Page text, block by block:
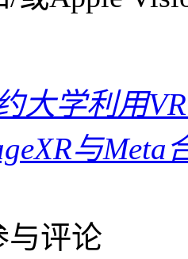
大学利用
与
与评论